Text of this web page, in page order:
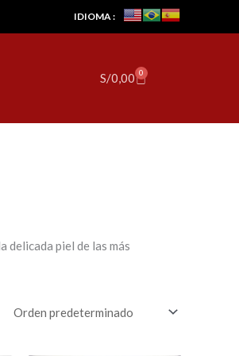
IDIOMA :
S/0,00 0 Cart
delicada piel de las más